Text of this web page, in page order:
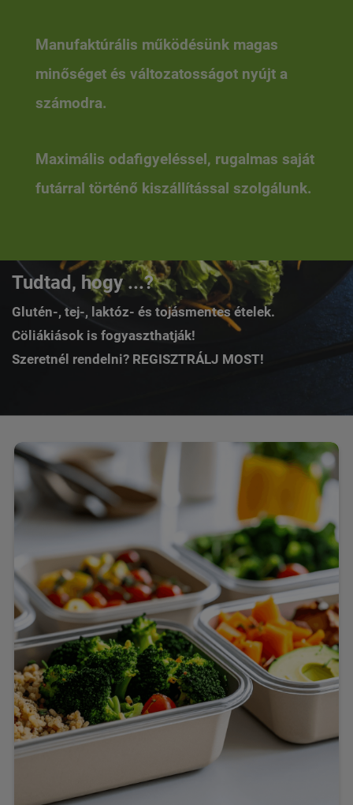
Manufaktúrális működésünk magas
minőséget és változatosságot nyújt a
számodra.
Maximális odafigyeléssel, rugalmas saját
futárral történő kiszállítással szolgálunk.
Tudtad, hogy ...?
Glutén-, tej-, laktóz- és tojásmentes ételek.
Cöliákiások is fogyaszthatják!
Szeretnél rendelni? REGISZTRÁLJ MOST!